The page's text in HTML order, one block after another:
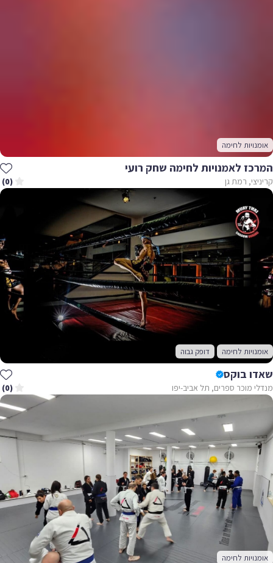
אומנויות לחימה
המרכז לאמנויות לחימה שחק רועי
קריניצי, רמת גן (0)
אומנויות לחימה דופק גבוה
שאדו בוקס
מנדלי מוכר ספרים, תל אביב-יפו (0)
אומנויות לחימה